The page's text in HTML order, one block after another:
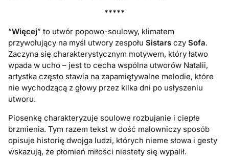
*****
“Więcej” to utwór popowo-soulowy, klimatem
przywołujący na myśl utwory zespołu Sistars czySofa.
Zaczyna się charakterystycznym motywem, który łatwo
wpada w ucho – jest to cecha wspólna utworów Natalii,
artystka często stawia na zapamiętywalne melodie, które
nie wychodzącą z głowy przez kilka dni po usłyszeniu
utworu.
Piosenkę charakteryzuje soulowe rozbujanie i ciepłe
brzmienia. Tym razem tekst w dość malowniczy sposób
opisuje historię dwojga ludzi, których nieme słowa i gesty
wskazują, że płomień miłości niestety się wypalił.